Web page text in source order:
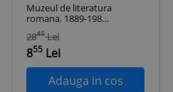
Muzeul de literatura
romana. 1889-1989 -
1989 ($B100)
2845 Lei
855 Lei
Adauga in cos